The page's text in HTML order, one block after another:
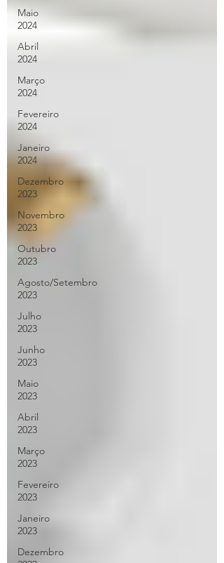
Maio
2024
Abril
2024
Março
2024
Fevereiro
2024
Janeiro
2024
Dezembro
2023
Novembro
2023
Outubro
2023
Agosto/Setembro
2023
Julho
2023
Junho
2023
Maio
2023
Abril
2023
Março
2023
Fevereiro
2023
Janeiro
2023
Dezembro